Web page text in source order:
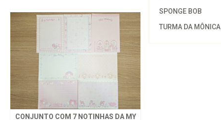
CONJUNTO COM 7 NOTINHAS DA MY
SPONGE BOB
TURMA DA MÔNICA